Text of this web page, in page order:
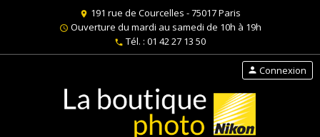
location_on 191 rue de Courcelles - 75017 Paris
schedule Ouverture du mardi au samedi de 10h à 19h
phone Tél. : 01 42 27 13 50
person Connexion